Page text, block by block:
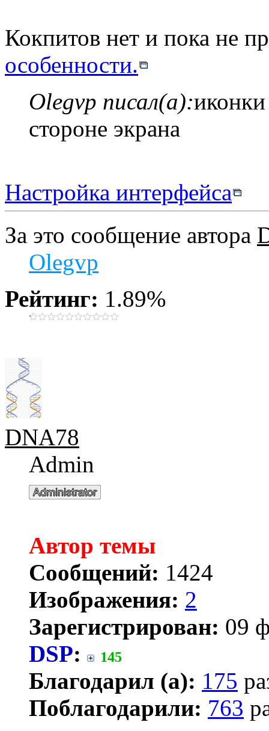
Кокпитов нет и пока не
особенности.
Olegvp писал(а):
стороне экрана
Настройка интерфейса
За это сообщение автора
Olegvp
Рейтинг: 1.89%
DNA78
Admin
Автор темы
Сообщений: 1424
Изображения: 2
Зарегистрирован: 09
DSP: 145
Благодарил (а): 175
Поблагодарили: 763